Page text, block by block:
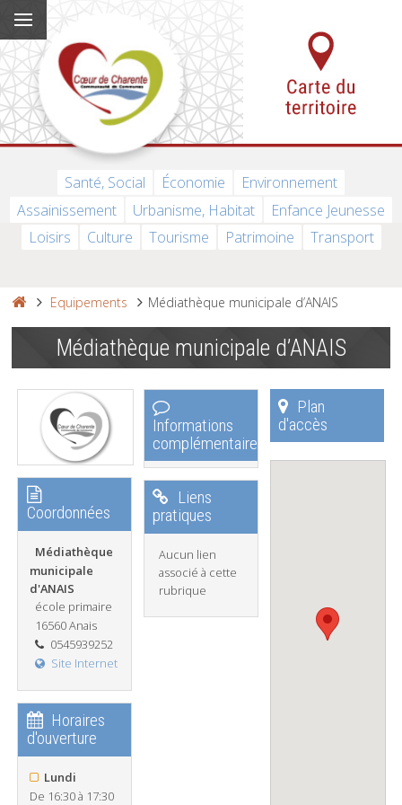
Santé, Social Économie
Environnement
Assainissement
Urbanisme, Habitat
Enfance Jeunesse
Loisirs
Culture Tourisme Patrimoine Transport
Equipements Médiathèque municipale d’ANAIS
Médiathèque municipale d’ANAIS
Coordonnées
Médiathèque
municipale
d'ANAIS
école primaire
16560 Anais
0545939252
Site Internet
Horaires
d'ouverture
Lundi
De 16:30 à 17:30
Informations
complémentaires
Liens
pratiques
Aucun lien
associé à cette
rubrique
Plan
d'accès